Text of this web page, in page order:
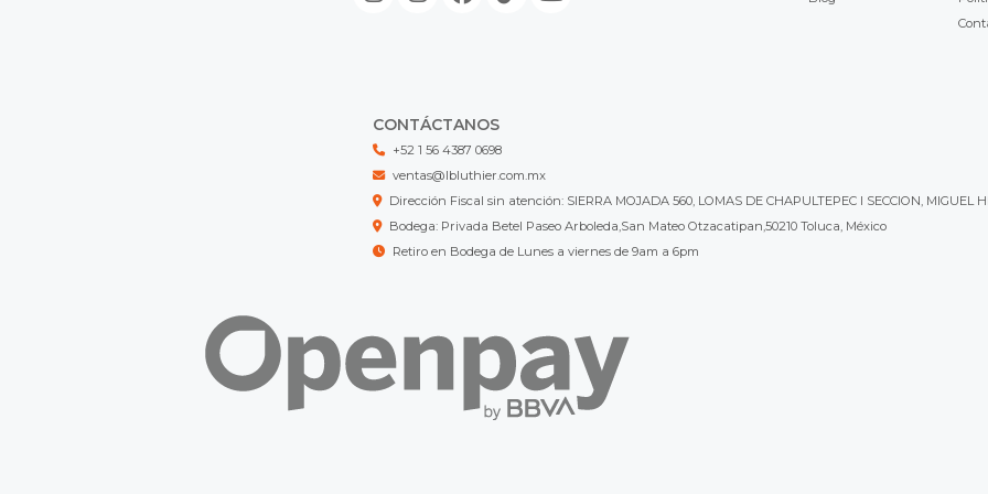
CONTÁCTANOS
+52 1 56 4387 0698
ventas@lbluthier.com.mx
Dirección Fiscal sin atención: SIERRA MOJADA 560, LOMAS DE CHAPULTEPEC I SECCION, MIGUEL
Bodega: Privada Betel Paseo Arboleda,San Mateo Otzacatipan,50210 Toluca, México
Retiro en Bodega de Lunes a viernes de 9am a 6pm